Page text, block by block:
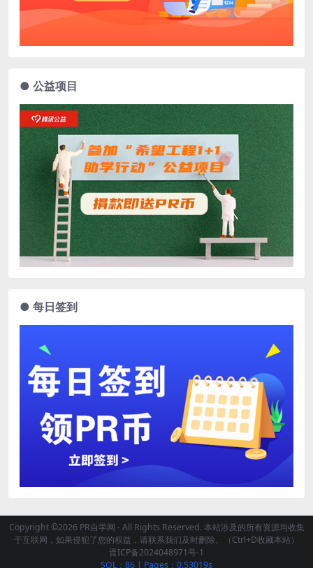
● 公益项目
● 每日签到
Copyright ©2026 PR自学网 - All Rights Reserved. 本站涉及的所有资源均收集
于互联网，如果侵犯了您的权益，请联系我们及时删除。（Ctrl+D收藏本站）
晋ICP备2024048971号-1
SQL：86 | Pages：0.53019s